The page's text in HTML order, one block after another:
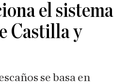
el sistema
Castilla y
se basa en